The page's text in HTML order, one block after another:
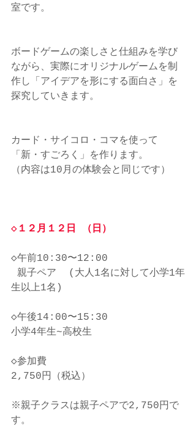
室です。
ボードゲームの楽しさと仕組みを学び
ながら、実際にオリジナルゲームを制
作し「アイデアを形にする面白さ」を
探究していきます。
カード・サイコロ・コマを使って
「新・すごろく」を作ります。
（内容は10月の体験会と同じです）
◇１２月１２日 （日）
◇午前10:30〜12:00
生以上1名)
◇午後14:00〜15:30
小学4年生~高校生
◇参加費
2,750円（税込）
※親子クラスは親子ペアで2,750円で
す。